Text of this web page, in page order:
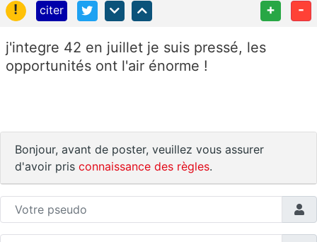
!
citer + -
j'integre 42 en juillet je suis pressé, les
opportunités ont l'air énorme !
Bonjour, avant de poster, veuillez vous assurer
d'avoir pris connaissance des règles.